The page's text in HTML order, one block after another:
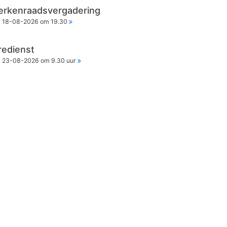
18-08-2026 om 19.30
23-08-2026 om 9.30 uur